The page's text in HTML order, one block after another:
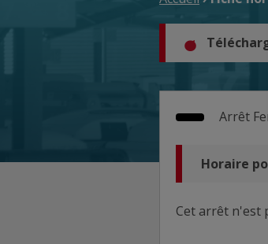
Arrêt
Horaire
Cet arrêt n'est